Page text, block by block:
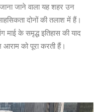
जाने वाला यह शहर उन
दोनों की तलाश में हैं।
माई के समृद्ध इतिहास की याद
को पूरा करती हैं।